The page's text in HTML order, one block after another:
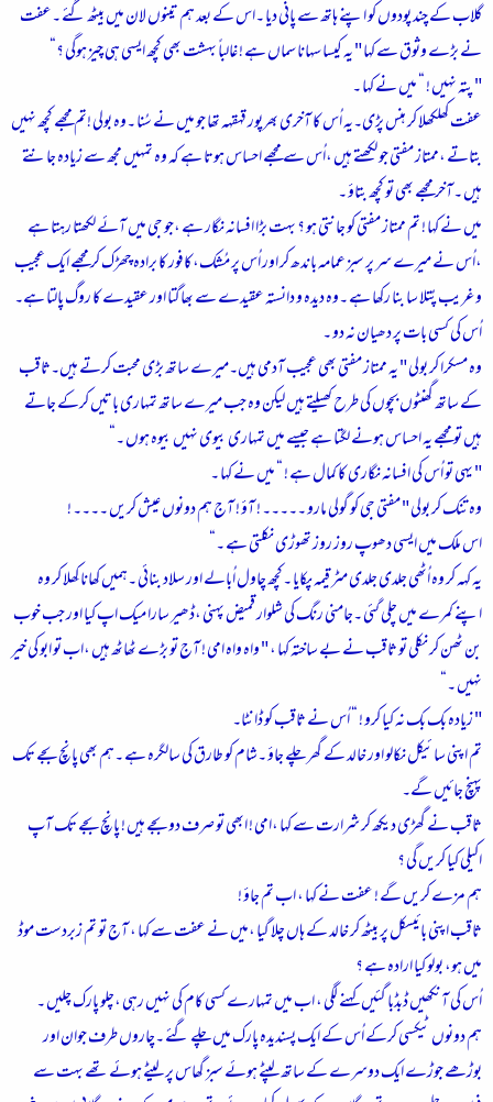
گلاب کے چند پودوں کو اپنے ہاتھ سے پانی دیا ۔اس کے بعد ہم تینوں لان میں بیٹھ گئے ۔عفت
نے بڑے وثوق سے کہا " یہ کیسا سہانا سماں ہے ! غالباً بہشت بھی کچھ ایسی ہی چیز ہوگی ؟“
" پتہ نہیں ! “ میں نے کہا ۔
عفت کھلکھلا کر ہنس پڑی۔یہ اُس کا آخری بھرپور قہقہہ تھا جو میں نے سُنا ۔وہ بولی !تم مجھے کچھ نہیں
بتاتے ،ممتاز مفتی جو لکھتے ہیں ،اُس سے مجھے احساس ہوتا ہے کہ وہ تمہیں مجھ سے زیادہ جانتے
ہیں ۔آخر مجھے بھی تو کچھ بتاؤ ۔
میں نے کہا ! تم ممتاز مفتی کو جانتی ہو ؟ بہت بڑا افسانہ نگار ہے ،جو جی میں آئے لکھتا رہتا ہے
،اُس نے میرے سر پر سبز عمامہ باندھ کر اور اُس پر مُشک،کافور کا برادہ چھڑک کر مجھے ایک عجیب
و غریب پُتلا سا بنا رکھا ہے ۔وہ دیدہ و دانستہ عقیدے سے بھاگتا اور عقیدے کا روگ پالتا ہے۔
اُس کی کسی بات پر دھیان نہ دو ۔
وہ مسکرا کر بولی " یہ ممتاز مفتی بھی عجیب آدمی ہیں۔میرے ساتھ بڑی محبت کرتے ہیں۔ثاقب
کے ساتھ گھنٹوں بچوں کی طرح کھیلتے ہیں لیکن وہ جب میرے ساتھ تمہاری باتیں کرکے جاتے
ہیں تو مجھے یہ احساس ہونے لگتا ہے جیسے میں تمہاری بیوی نہیں بیوہ ہوں ۔“
" یہی تو اُس کی افسانہ نگاری کا کمال ہے ! “ میں نے کہا ۔
وہ تنک کر بولی " مفتی جی کو گولی مارو ۔۔۔۔۔ ! آؤ ! آج ہم دونوں عیش کریں ۔۔۔۔ !
اس ملک میں ایسی دھوپ روز روز تھوڑی نکلتی ہے ۔“
یہ کہہ کر وہ اُٹھی جلدی جلدی مٹر قیمہ پکایا ۔کچھ چاول اُبالے اور سلاد بنائی ۔ہمیں کھانا کِھلا کر وہ
اپنے کمرے میں چلی گئی ۔جامنی رنگ کی شلوار قمیض پہنی ،ڈھیر سارا میک اپ کیا اور جب خوب
بن ٹھن کر نکلی تو ثاقب نے بے ساختہ کہا ، " واہ واہ امی ! آج تو بڑے ٹھاٹھ ہیں ،اب تو ابو کی خیر
نہیں ۔“
" زیادہ بک بک نہ کیا کرو ! “ اُس نے ثاقب کو ڈانٹا۔
تم اپنی سائیکل نکالو اور خالد کے گھر چلے جاؤ ۔شام کو طارق کی سالگرہ ہے ۔ہم بھی پانچ بجے تک
پہنچ جائیں گے۔
ثاقب نے گھڑی دیکھ کر شرارت سے کہا ،امی ! ابھی تو صرف دو بجے ہیں ! پانچ بجے تک آپ
اکیلی کیا کریں گی ؟
ہم مزے کریں گے ! عفت نے کہا ، اب تم جاؤ !
ثاقب اپنی بائیسکل پر بیٹھ کر خالد کے ہاں چلا گیا ،میں نے عفت سے کہا ، آج تو تم زبردست موڈ
میں ہو، بولو کیا ارادہ ہے ؟
اُس کی آنکھیں ڈبڈبا گئیں کہنے لگی ، اب میں تمہارے کسی کام کی نہیں رہی ،چلو پارک چلیں ۔
ہم دونوں ٹیکسی کرکے اُس کے ایک پسندیدہ پارک میں چلے گئے ۔چاروں طرف جوان اور
بوڑھے جوڑے ایک دوسرے کے ساتھ لپٹے ہوئے سبز گھاس پر لیٹے ہوئے تھے بہت سے